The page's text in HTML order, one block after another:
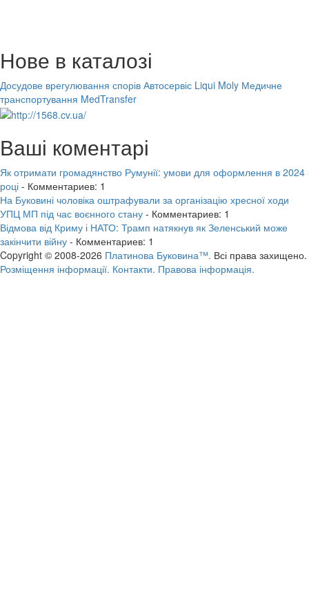
Нове в каталозі
Досудове врегулювання спорів Автосервіс Liqui Moly Медичне
транспортування MedTransfer
Ваші коментарі
Як отримати громадянство Румунії: умови для оформлення в 2024
році - Комментариев: 1
На Буковині чоловіка оштрафували за організацію хресної ходи
УПЦ МП під час воєнного стану - Комментариев: 1
Відмова від Криму і НАТО: Трамп натякнув як Зеленський може
закінчити війну - Комментариев: 1
Copyright © 2008-2026 Платинова Буковина™. Всі права захищено.
Розміщення інформації. Контакти. Правова інформація.